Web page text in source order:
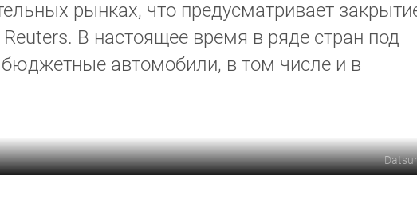
рынках, что предусматривает
В настоящее время в ряде стран под
автомобили, в том числе и в